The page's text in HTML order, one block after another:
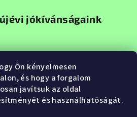
Ön kényelmesen
és hogy a forgalom
javítsuk az oldal
és használhatóságát.
jókívánságaink
és boldog új évet az